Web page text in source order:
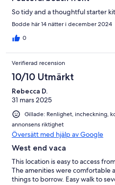
So tidy and a thoughtful starter
Bodde här 14 nätter i december 2024
0
Verifierad recension
10/10 Utmärkt
Rebecca D.
31 mars 2025
Gillade: Renlighet, incheckning,
annonsens riktighet
Översätt med hjälp av Google
West end vaca
This location is easy to access
The amenities were comfortable
things to borrow. Easy walk to